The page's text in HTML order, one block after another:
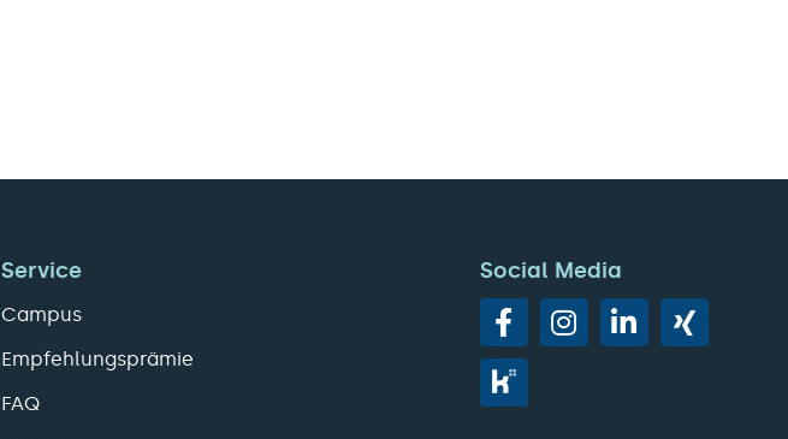
Service
Campus
Empfehlungsprämie
FAQ
Social Media